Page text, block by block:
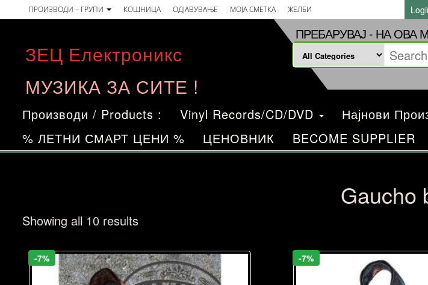
to
content
ПРОИЗВОДИ – ГРУПИ КОШНИЦА ОДЈАВУВАЊЕ МОЈА СМЕТКА ЖЕЛБИ
ЗЕЦ Електроникс
МУЗИКА ЗА СИТЕ !
ПРЕБАРУВАЈ - НА ОВА
Производи / Products : Vinyl Records/CD/DVD Најнови
% ЛЕТНИ СМАРТ ЦЕНИ %
ЦЕНОВНИК BECOME SUPPLIER
Gaucho
Showing all 10 resultsSorted
price:
high
-7% -7%